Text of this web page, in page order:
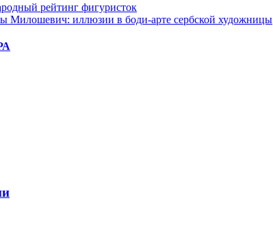
рейтинг фигуристок
Милошевич: иллюзии в боди-арте сербской художницы